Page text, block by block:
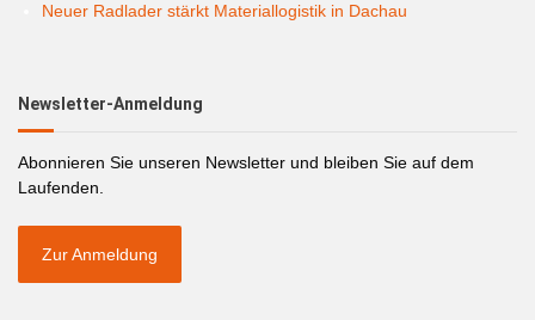
Neuer Radlader stärkt Materiallogistik in Dachau
Newsletter-Anmeldung
Abonnieren Sie unseren Newsletter und bleiben Sie auf dem
Laufenden.
Zur Anmeldung